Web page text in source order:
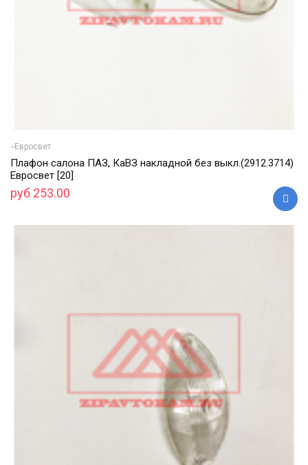
--Евросвет
Плафон салона ПАЗ, КаВЗ накладной без выкл.(2912.3714)
Евросвет [20]
руб 253.00